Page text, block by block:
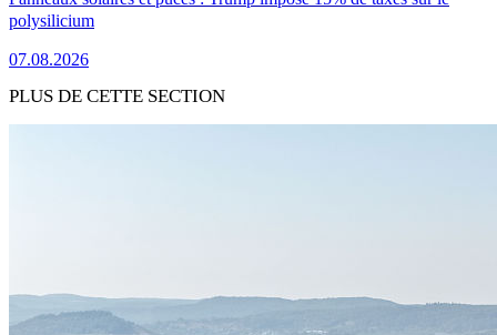
polysilicium
07.08.2026
PLUS DE CETTE SECTION